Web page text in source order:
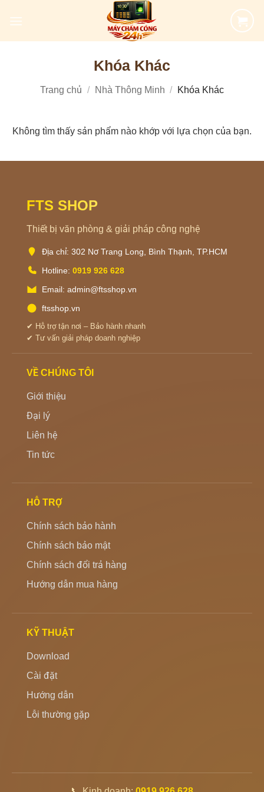
qua
Khóa Khác
Trang chủ / Nhà Thông Minh / Khóa Khác
Không tìm thấy sản phẩm nào khớp với lựa chọn của bạn.
FTS SHOP
Thiết bị văn phòng & giải pháp công nghệ
Địa chỉ: 302 Nơ Trang Long, Bình Thạnh, TP.HCM
Hotline: 0919 926 628
Email: admin@ftsshop.vn
ftsshop.vn
✔ Hỗ trợ tận nơi – Bảo hành nhanh
✔ Tư vấn giải pháp doanh nghiệp
VỀ CHÚNG TÔI
Giới thiệu
Đại lý
Liên hệ
Tin tức
HỖ TRỢ
Chính sách bảo hành
Chính sách bảo mật
Chính sách đổi trả hàng
Hướng dẫn mua hàng
KỸ THUẬT
Download
Cài đặt
Hướng dẫn
Lỗi thường gặp